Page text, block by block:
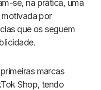
se, na prática, uma
por
que os seguem
marcas
Shop, tendo